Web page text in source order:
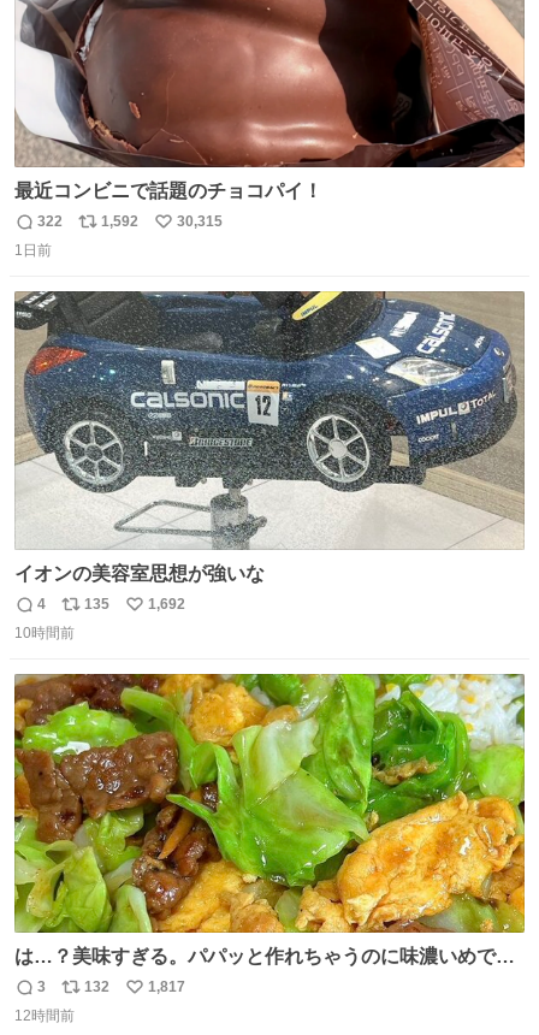
最近コンビニで話題のチョコパイ！
返
信
322
リ
ト
数
1,592
い
数
30,315
1日前
イオンの美容室思想が強いな
返
信
4
リ
ポ
ト
数
135
い
数
1,692
10時間前
は…？美味すぎる。パパッと作れちゃうのに味濃いめで満
足感エグいの天才だろ🥹
返
信
3
リ
ポ
132
い
1,817
12時間前